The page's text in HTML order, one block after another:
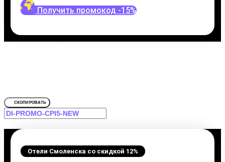
Получить промокод -15%
СКОПИРОВАТЬ
Отели Смоленска со скидкой 12%